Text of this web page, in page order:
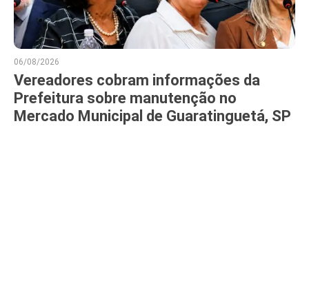
06/08/2026
Vereadores cobram informações da
Prefeitura sobre manutenção no
Mercado Municipal de Guaratinguetá, SP